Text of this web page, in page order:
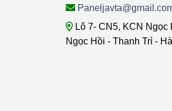
Lô 7- CN5, KCN Ngọc
Ngọc Hồi - Thanh Trì -